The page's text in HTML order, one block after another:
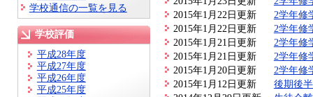
学校通信の一覧を見る
学校評価
平成28年度
平成27年度
平成26年度
平成25年度
2015年1月22日更新
2学年修
2015年1月22日更新
2学年修
2015年1月21日更新
2学年修
2015年1月21日更新
2学年修
2015年1月20日更新
2学年修
2015年1月12日更新
後期後